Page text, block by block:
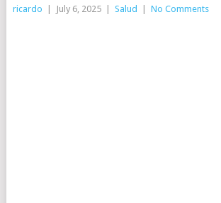
ricardo | July 6, 2025 | Salud | No Comments